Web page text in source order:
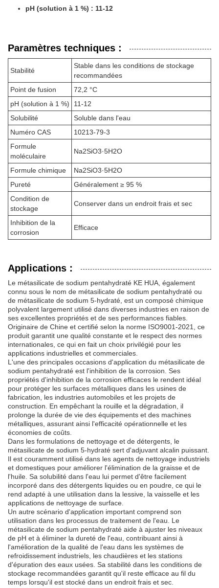
pH (solution à 1 %) : 11-12
Paramètres techniques :
Stabilité
Stable dans les conditions de stockage
recommandées
Point de fusion
72,2 °C
pH (solution à 1 %)
11-12
Solubilité
Soluble dans l'eau
Numéro CAS
10213-79-3
Formule
moléculaire
Na2SiO3·5H2O
Formule chimique
Na2SiO3·5H2O
Pureté
Généralement ≥ 95 %
Condition de
stockage
Conserver dans un endroit frais et sec
Inhibition de la
corrosion
Efficace
Applications :
Le métasilicate de sodium pentahydraté KE HUA, également
connu sous le nom de métasilicate de sodium pentahydraté ou
de métasilicate de sodium 5-hydraté, est un composé chimique
polyvalent largement utilisé dans diverses industries en raison de
ses excellentes propriétés et de ses performances fiables.
Originaire de Chine et certifié selon la norme ISO9001-2021, ce
produit garantit une qualité constante et le respect des normes
internationales, ce qui en fait un choix privilégié pour les
applications industrielles et commerciales.
L'une des principales occasions d'application du métasilicate de
sodium pentahydraté est l'inhibition de la corrosion. Ses
propriétés d'inhibition de la corrosion efficaces le rendent idéal
pour protéger les surfaces métalliques dans les usines de
fabrication, les industries automobiles et les projets de
construction. En empêchant la rouille et la dégradation, il
prolonge la durée de vie des équipements et des machines
métalliques, assurant ainsi l'efficacité opérationnelle et les
économies de coûts.
Dans les formulations de nettoyage et de détergents, le
métasilicate de sodium 5-hydraté sert d'adjuvant alcalin puissant.
Il est couramment utilisé dans les agents de nettoyage industriels
et domestiques pour améliorer l'élimination de la graisse et de
l'huile. Sa solubilité dans l'eau lui permet d'être facilement
incorporé dans des détergents liquides ou en poudre, ce qui le
rend adapté à une utilisation dans la lessive, la vaisselle et les
applications de nettoyage de surface.
Un autre scénario d'application important comprend son
utilisation dans les processus de traitement de l'eau. Le
métasilicate de sodium pentahydraté aide à ajuster les niveaux
de pH et à éliminer la dureté de l'eau, contribuant ainsi à
l'amélioration de la qualité de l'eau dans les systèmes de
refroidissement industriels, les chaudières et les stations
d'épuration des eaux usées. Sa stabilité dans les conditions de
stockage recommandées garantit qu'il reste efficace au fil du
temps lorsqu'il est stocké dans un endroit frais et sec.